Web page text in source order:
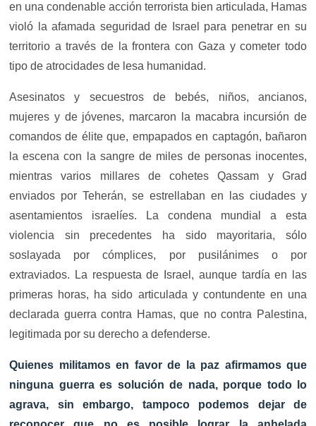
en una condenable acción terrorista bien articulada, Hamas
violó la afamada seguridad de Israel para penetrar en su
territorio a través de la frontera con Gaza y cometer todo
tipo de atrocidades de lesa humanidad.
Asesinatos y secuestros de bebés, niños, ancianos,
mujeres y de jóvenes, marcaron la macabra incursión de
comandos de élite que, empapados en captagón, bañaron
la escena con la sangre de miles de personas inocentes,
mientras varios millares de cohetes Qassam y Grad
enviados por Teherán, se estrellaban en las ciudades y
asentamientos israelíes. La condena mundial a esta
violencia sin precedentes ha sido mayoritaria, sólo
soslayada por cómplices, por pusilánimes o por
extraviados. La respuesta de Israel, aunque tardía en las
primeras horas, ha sido articulada y contundente en una
declarada guerra contra Hamas, que no contra Palestina,
legitimada por su derecho a defenderse.
Quienes militamos en favor de la paz afirmamos que
ninguna guerra es solución de nada, porque todo lo
agrava, sin embargo, tampoco podemos dejar de